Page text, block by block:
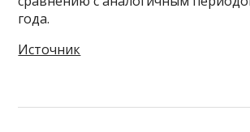
года.
Источник